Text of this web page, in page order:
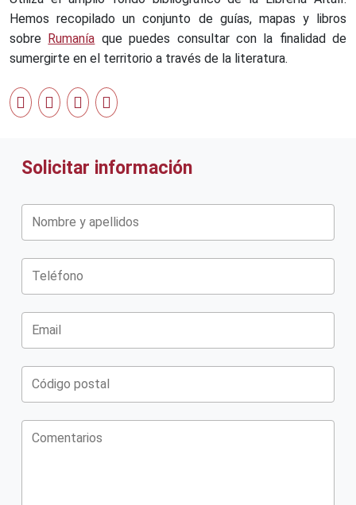
Hemos recopilado un conjunto de guías, mapas y libros
sobre Rumanía que puedes consultar con la finalidad de
sumergirte en el territorio a través de la literatura.
Solicitar información